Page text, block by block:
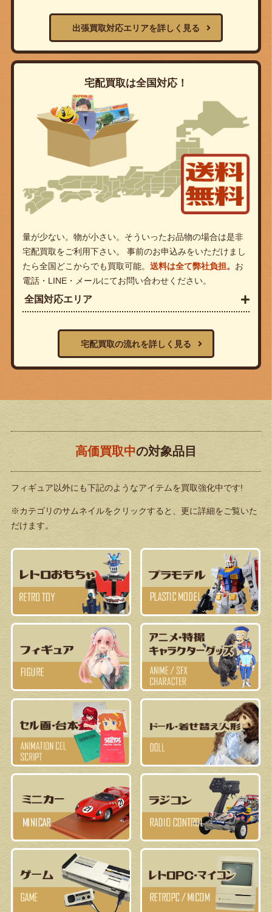
出張買取対応エリアを詳しく見る
宅配買取は全国対応！
量が少ない。物が小さい。そういったお品物の場合は是非
宅配買取をご利用下さい。 事前のお申込みをいただけまし
たら全国どこからでも買取可能。 送料は全て弊社負担。 お
電話・LINE・メールにてお問い合わせください。
全国対応エリア
宅配買取の流れを詳しく見る
高価買取中の対象品目
フィギュア以外にも下記のようなアイテムを買取強化中です!
※カテゴリのサムネイルをクリックすると、更に詳細をご覧いた
だけます。